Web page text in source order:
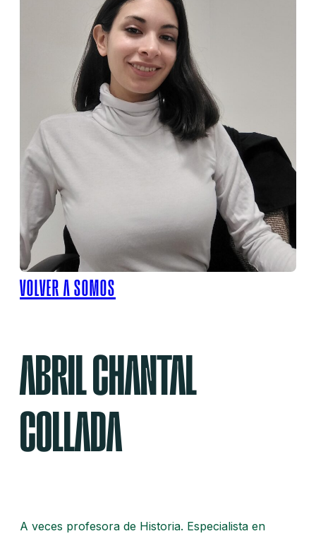
VOLVER A SOMOS
ABRIL CHANTAL
COLLADA
A veces profesora de Historia. Especialista en